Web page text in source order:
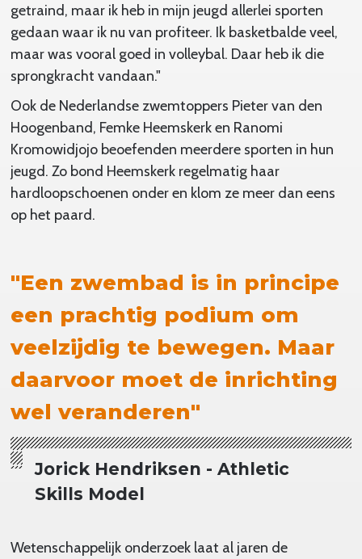
getraind, maar ik heb in mijn jeugd allerlei sporten
gedaan waar ik nu van profiteer. Ik basketbalde veel,
maar was vooral goed in volleybal. Daar heb ik die
sprongkracht vandaan."
Ook de Nederlandse zwemtoppers Pieter van den
Hoogenband, Femke Heemskerk en Ranomi
Kromowidjojo beoefenden meerdere sporten in hun
jeugd. Zo bond Heemskerk regelmatig haar
hardloopschoenen onder en klom ze meer dan eens
op het paard.
"Een zwembad is in principe
een prachtig podium om
veelzijdig te bewegen. Maar
daarvoor moet de inrichting
wel veranderen"
Jorick Hendriksen - Athletic
Skills Model
Wetenschappelijk onderzoek laat al jaren de